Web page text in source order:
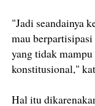
"Jadi seandainya
mau
yang tidak
konstitusional,"
Hal itu